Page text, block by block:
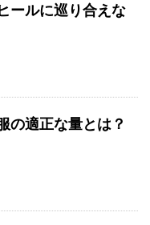
ールに巡り合えな
の適正な量とは？